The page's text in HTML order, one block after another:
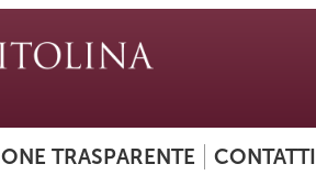
TRASPARENTE CONTATTI